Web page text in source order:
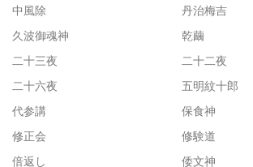
中風除
丹治梅吉
久波御魂神
乾繭
二十三夜
二十二夜
二十六夜
五明紋十郎
代参講
保食神
修正会
修験道
倍返し
倭文神